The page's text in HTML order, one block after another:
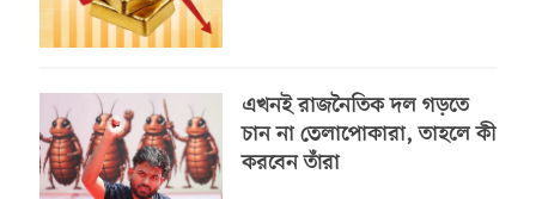
এখনই রাজনৈতিক দল গড়তে
চান না তেলাপোকারা, তাহলে কী
করবেন তাঁরা